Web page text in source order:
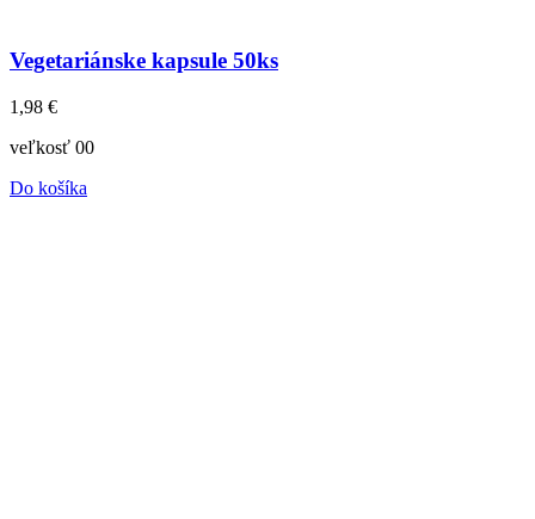
Vegetariánske kapsule 50ks
1,98 €
veľkosť 00
Do košíka